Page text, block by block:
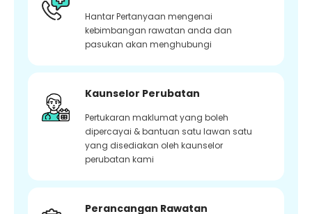
Hantar Pertanyaan mengenai
kebimbangan rawatan anda dan
pasukan akan menghubungi
Kaunselor Perubatan
Pertukaran maklumat yang boleh
dipercayai & bantuan satu lawan satu
yang disediakan oleh kaunselor
perubatan kami
Perancangan Rawatan